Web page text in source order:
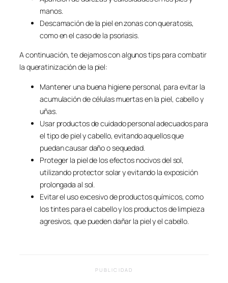
manos.
Descamación de la piel en zonas con queratosis,
como en el caso de la psoriasis.
A continuación, te dejamos con algunos tips para combatir
la queratinización de la piel:
Mantener una buena higiene personal, para evitar la
acumulación de células muertas en la piel, cabello y
uñas.
Usar productos de cuidado personal adecuados para
el tipo de piel y cabello, evitando aquellos que
puedan causar daño o sequedad.
Proteger la piel de los efectos nocivos del sol,
utilizando protector solar y evitando la exposición
prolongada al sol.
Evitar el uso excesivo de productos químicos, como
los tintes para el cabello y los productos de limpieza
agresivos, que pueden dañar la piel y el cabello.
PUBLICIDAD